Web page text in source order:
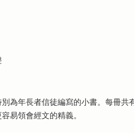
別為年長者信徒編寫的小書。每冊
易領會經文的精義。